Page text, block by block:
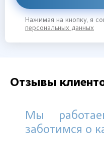
Нажимая на кнопку, я
персональных данных
Отзывы
Мы
заботимся о